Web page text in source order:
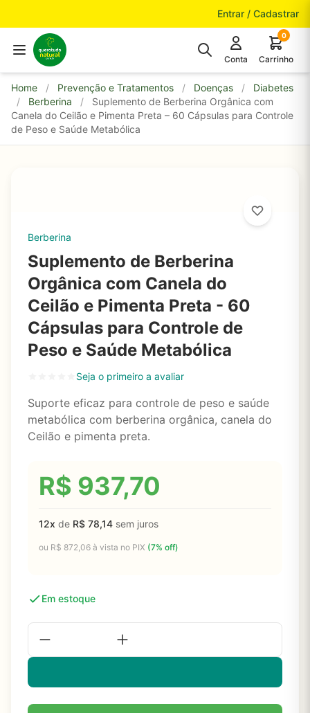
Entrar / Cadastrar
Conta
0
Carrinho
Home / Prevenção e Tratamentos / Doenças /
Diabetes
/
Berberina /
Suplemento de Berberina Orgânica com
Canela do Ceilão e Pimenta Preta – 60 Cápsulas para Controle
de Peso e Saúde Metabólica
Berberina
Suplemento de Berberina
Orgânica com Canela do
Ceilão e Pimenta Preta - 60
Cápsulas para Controle de
Peso e Saúde Metabólica
Seja o primeiro a avaliar
Suporte eficaz para controle de peso e saúde
metabólica com berberina orgânica, canela do
Ceilão e pimenta preta.
R$ 937,70
12x de R$ 78,14 sem juros
ou R$ 872,06 à vista no PIX (7% off)
Em estoque